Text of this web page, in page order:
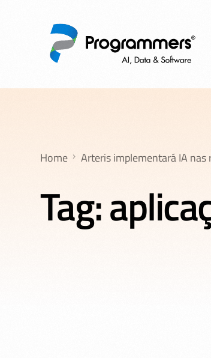
Home Arteris implementará IA nas
Tag: